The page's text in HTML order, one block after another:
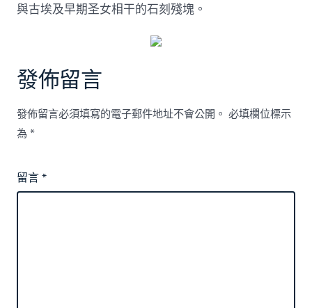
與古埃及早期圣女相干的石刻殘塊。
發佈留言
發佈留言必須填寫的電子郵件地址不會公開。 必填欄位標示
為*
留言*